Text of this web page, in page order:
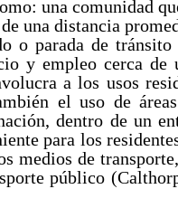
una comunidad
una distancia
o parada de
y empleo cerca de
a los usos
el uso de
dentro de un
para los
medios de
público